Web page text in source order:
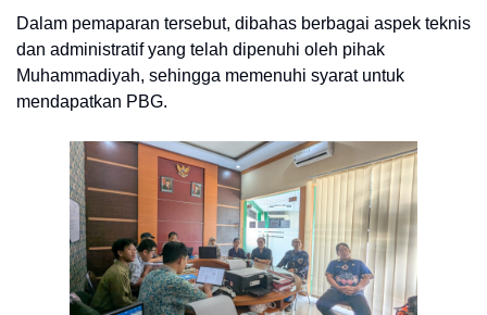
Dalam pemaparan tersebut, dibahas berbagai aspek teknis
dan administratif yang telah dipenuhi oleh pihak
Muhammadiyah, sehingga memenuhi syarat untuk
mendapatkan PBG.